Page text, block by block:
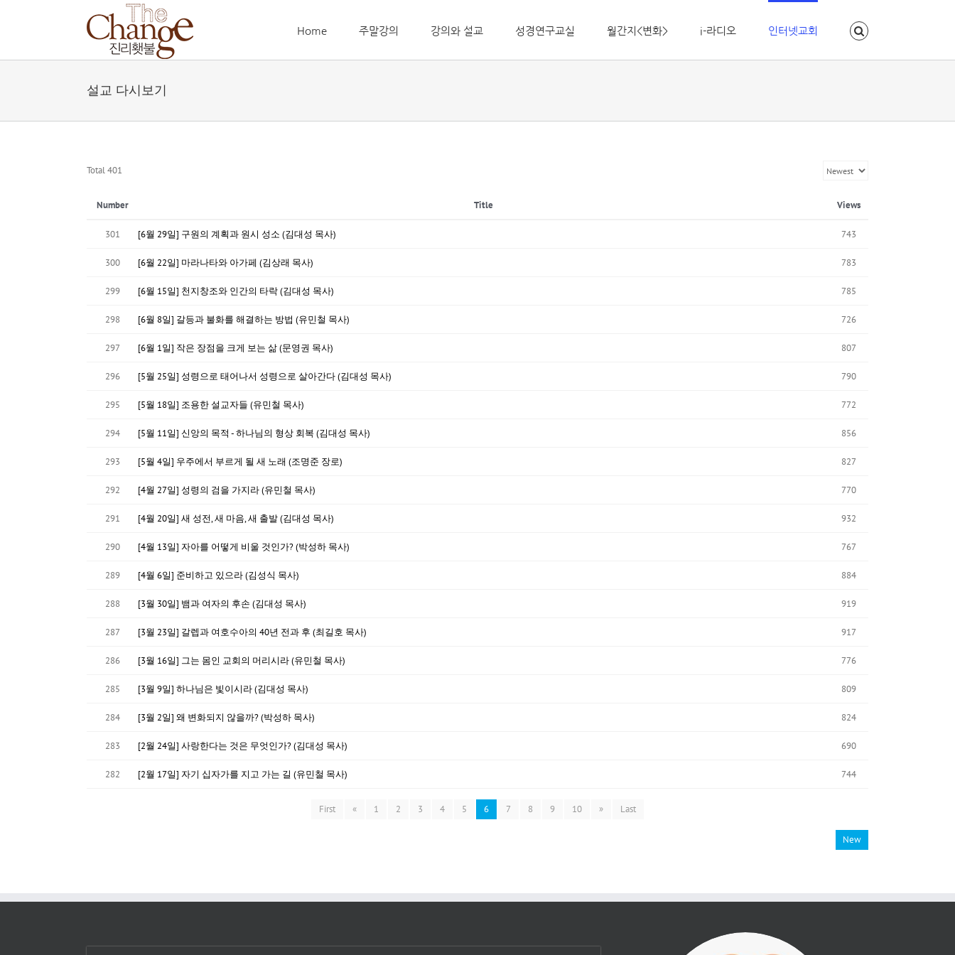
Home 주말강의 강의와 설교 성경연구교실 월간지<변화> i-라디오 인터넷교회
설교 다시보기
Total 401
Number Title Views
301 [6월 29일] 구원의 계획과 원시 성소 (김대성 목사) 743
300 [6월 22일] 마라나타와 아가페 (김상래 목사) 783
299 [6월 15일] 천지창조와 인간의 타락 (김대성 목사) 785
298 [6월 8일] 갈등과 불화를 해결하는 방법 (유민철 목사) 726
297 [6월 1일] 작은 장점을 크게 보는 삶 (문영권 목사) 807
296 [5월 25일] 성령으로 태어나서 성령으로 살아간다 (김대성 목사) 790
295 [5월 18일] 조용한 설교자들 (유민철 목사) 772
294 [5월 11일] 신앙의 목적 - 하나님의 형상 회복 (김대성 목사) 856
293 [5월 4일] 우주에서 부르게 될 새 노래 (조명준 장로) 827
292 [4월 27일] 성령의 검을 가지라 (유민철 목사) 770
291 [4월 20일] 새 성전, 새 마음, 새 출발 (김대성 목사) 932
290 [4월 13일] 자아를 어떻게 비울 것인가? (박성하 목사) 767
289 [4월 6일] 준비하고 있으라 (김성식 목사) 884
288 [3월 30일] 뱀과 여자의 후손 (김대성 목사) 919
287 [3월 23일] 갈렙과 여호수아의 40년 전과 후 (최길호 목사) 917
286 [3월 16일] 그는 몸인 교회의 머리시라 (유민철 목사) 776
285 [3월 9일] 하나님은 빛이시라 (김대성 목사) 809
284 [3월 2일] 왜 변화되지 않을까? (박성하 목사) 824
283 [2월 24일] 사랑한다는 것은 무엇인가? (김대성 목사) 690
282 [2월 17일] 자기 십자가를 지고 가는 길 (유민철 목사) 744
First « 1 2 3 4 5 6 7 8 9 10 » Last
New